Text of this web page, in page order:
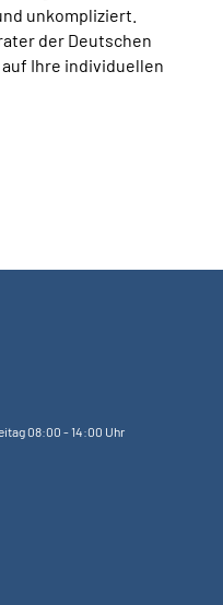
unkompliziert.
der Deutschen
Ihre individuellen
08:00 - 14:00 Uhr